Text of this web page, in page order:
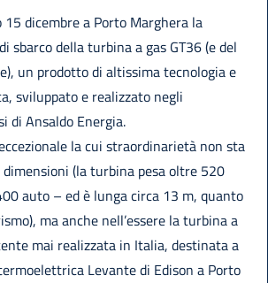
dicembre a Porto Marghera la
sbarco della turbina a gas GT36 (e del
un prodotto di altissima tecnologia e
sviluppato e realizzato negli
di Ansaldo Energia.
la cui straordinarietà non sta
dimensioni (la turbina pesa oltre 520
auto – ed è lunga circa 13 m, quanto
ma anche nell’essere la turbina a
mai realizzata in Italia, destinata a
Levante di Edison a Porto